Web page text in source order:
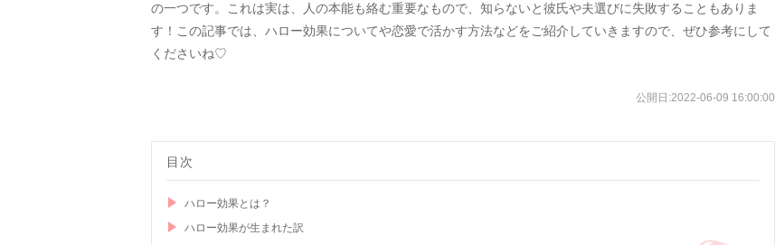
の一つです。これは実は、人の本能も絡む重要なもので、知らないと彼氏や夫選びに失敗することもありま
す！この記事では、ハロー効果についてや恋愛で活かす方法などをご紹介していきますので、ぜひ参考にして
くださいね♡
公開日:2022-06-09 16:00:00
目次
ハロー効果とは？
ハロー効果が生まれた訳